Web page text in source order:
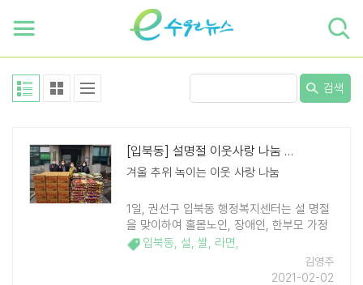
검색
[입북동] 설명절 이웃사랑 나눔 실천
겨울 추위 녹이는 이웃 사랑 나눔
1일, 권선구 입북동 행정복지센터는 설 명절
을 맞이하여 홀몸노인, 장애인, 한부모 가정
등 저소득 가정 159 세대에게 쌀 81포와 라
면 78박스를 전달하였다. 이날 전달식은 입
북동 주민자치위원회, 통장협의회, 지역사회
입북동, 설, 쌀, 라면,
김영주
2021-02-02